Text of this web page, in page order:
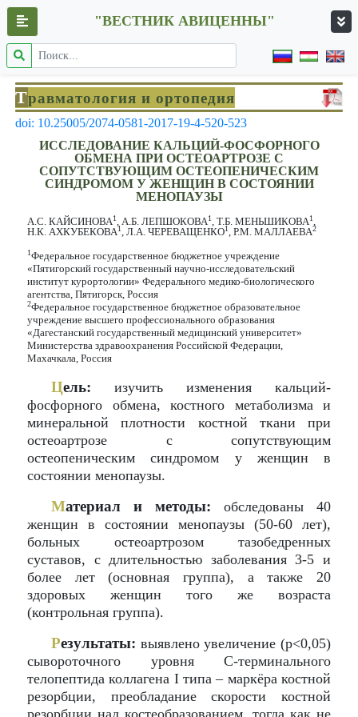
"ВЕСТНИК АВИЦЕННЫ"
Травматология и ортопедия
doi: 10.25005/2074-0581-2017-19-4-520-523
ИССЛЕДОВАНИЕ КАЛЬЦИЙ-ФОСФОРНОГО
ОБМЕНА ПРИ ОСТЕОАРТРОЗЕ С
СОПУТСТВУЮЩИМ ОСТЕОПЕНИЧЕСКИМ
СИНДРОМОМ У ЖЕНЩИН В СОСТОЯНИИ
МЕНОПАУЗЫ
А.С. КАЙСИНОВА1, А.Б. ЛЕПШОКОВА1, Т.Б. МЕНЬШИКОВА1,
Н.К. АХКУБЕКОВА1, Л.А. ЧЕРЕВАЩЕНКО1, Р.М. МАЛЛАЕВА2
1Федеральное государственное бюджетное учреждение
«Пятигорский государственный научно-исследовательский
институт курортологии» Федерального медико-биологического
агентства, Пятигорск, Россия
2Федеральное государственное бюджетное образовательное
учреждение высшего профессионального образования
«Дагестанский государственный медицинский университет»
Министерства здравоохранения Российской Федерации,
Махачкала, Россия
Цель: изучить изменения кальций-
фосфорного обмена, костного метаболизма и
минеральной плотности костной ткани при
остеоартрозе с сопутствующим
остеопеническим синдромом у женщин в
состоянии менопаузы.
Материал и методы: обследованы 40
женщин в состоянии менопаузы (50-60 лет),
больных остеоартрозом тазобедренных
суставов, с длительностью заболевания 3-5 и
более лет (основная группа), а также 20
здоровых женщин того же возраста
(контрольная группа).
Результаты: выявлено увеличение (р<0,05)
сывороточного уровня С-терминального
телопептида коллагена I типа – маркёра костной
резорбции, преобладание скорости костной
резорбции над костеобразованием, тогда как не